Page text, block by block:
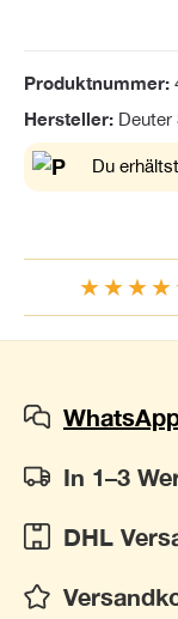
Produktnummer:
Hersteller: Deuter
Du
In 1–3
DHL